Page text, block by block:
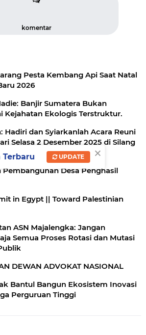
komentar
Pesta Kembang Api Saat Natal
2026
Banjir Sumatera Bukan
Kejahatan Ekologis Terstruktur.
Hadiri dan Syiarkanlah Acara Reuni
Selasa 2 Desember 2025 di Silang
Desa Penghasil
in Egypt || Toward Palestinian
ASN Majalengka: Jangan
Semua Proses Rotasi dan Mutasi
DEWAN ADVOKAT NASIONAL
Bantul Bangun Ekosistem Inovasi
Perguruan Tinggi
×
Terbaru UPDATE